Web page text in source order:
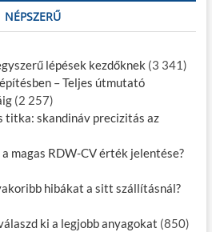
NÉPSZERŰ
lépések kezdőknek​ (3 341)
– Teljes útmutató
(2 257)
titka: skandináv precizitás az
magas RDW-CV érték jelentése?
hibákat a sitt szállításnál?
ki a legjobb anyagokat (850)